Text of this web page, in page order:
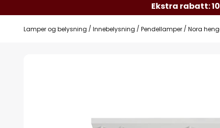
Ekstra rabatt: 10
Lamper og belysning Innebelysning Pendellamper Nora